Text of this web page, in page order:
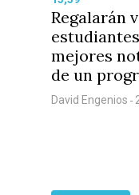
Regalarán
mejores
de un
David Engenios -